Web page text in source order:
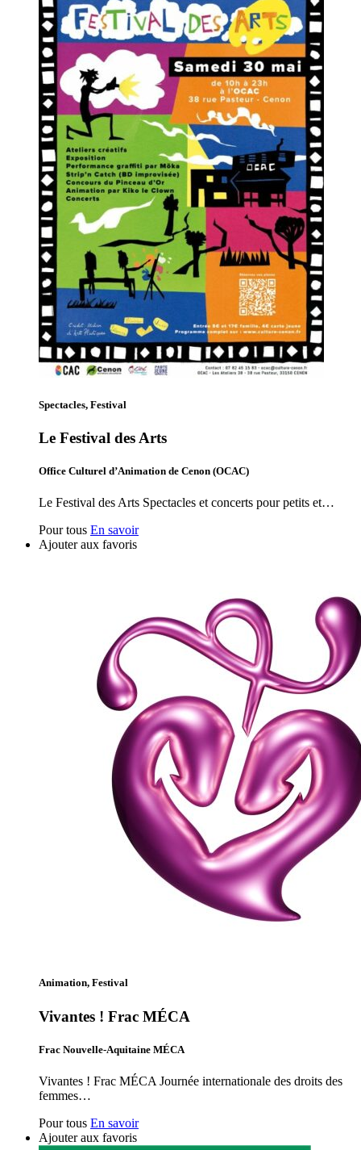
Spectacles, Festival
Le Festival des Arts
Office Culturel d’Animation de Cenon (OCAC)
Le Festival des Arts Spectacles et concerts pour petits et…
Pour tous En savoir
Ajouter aux favoris
Animation, Festival
Vivantes ! Frac MÉCA
Frac Nouvelle-Aquitaine MÉCA
Vivantes ! Frac MÉCA Journée internationale des droits des
femmes…
Pour tous En savoir
Ajouter aux favoris